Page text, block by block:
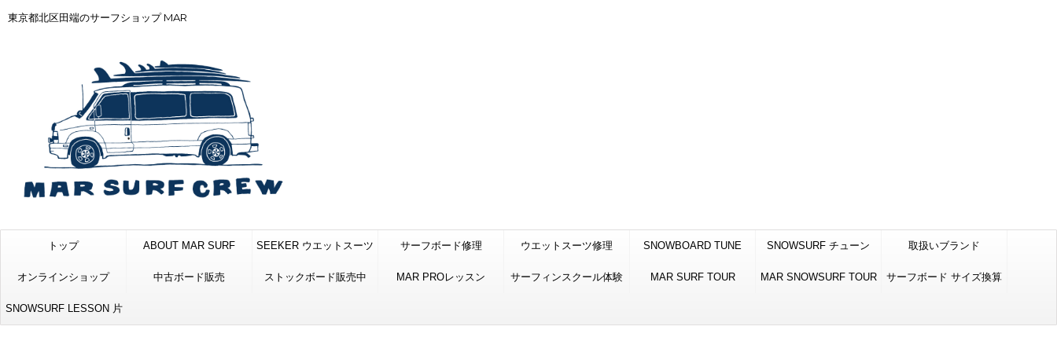
東京都北区田端のサーフショップ MAR
トップ ABOUT MAR SURF SEEKER ウエットスーツ サーフボード修理 ウエットスーツ修理 SNOWBOARD TUNE
STUNE 低温新雪マイクロ
SNOWSURF チューン 取扱いブランド
オンラインショップ 中古ボード販売 ストックボード販売中 MAR PROレッスン サーフィンスクール体験 MAR SURF TOUR MAR SNOWSURF TOUR サーフボード サイズ換算
SNOWSURF LESSON 片